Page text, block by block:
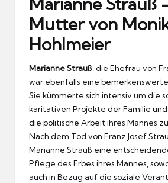
Mutter von
Hohlmeier
Marianne Strauß , die Ehefrau von
war ebenfalls eine bemerkenswerte
Sie kümmerte sich intensiv um die
karitativen Projekte der Familie
die politische Arbeit ihres Mannes
Nach dem Tod von Franz Josef
Marianne Strauß eine
Pflege des Erbes ihres Mannes,
auch in Bezug auf die soziale